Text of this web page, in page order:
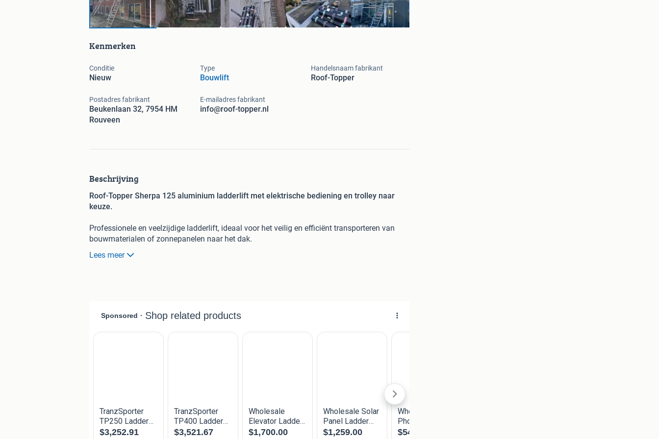
Kenmerken
Conditie
Nieuw
Type
Bouwlift
Handelsnaam fabrikant
Roof-Topper
Postadres fabrikant
Beukenlaan 32, 7954 HM
Rouveen
E-mailadres fabrikant
info@roof-topper.nl
Beschrijving
Roof-Topper Sherpa 125 aluminium ladderlift met elektrische bediening en trolley naar
keuze.
Professionele en veelzijdige ladderlift, ideaal voor het veilig en efficiënt transporteren van
bouwmaterialen of zonnepanelen naar het dak.
De Sherpa 125 is opgebouwd uit lichtgewicht aluminium ladderframes en biedt maximale
✔ Trolley voor zonnepanelen
Technische specificaties:
- Aansluiting: 230 V
- Motorvermogen: 1.050 W
- Bediening via kabelafstandsbediening
Lees meer